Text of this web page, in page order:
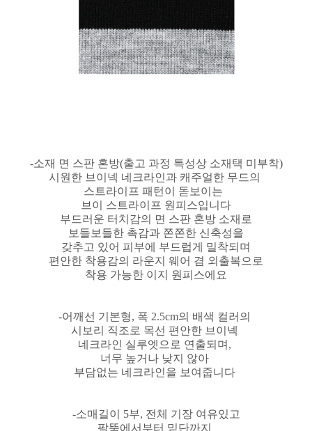
-소재 면 스판 혼방(출고 과정 특성상 소재택 미부착)
시원한 브이넥 네크라인과 캐주얼한 무드의
스트라이프 패턴이 돋보이는
브이 스트라이프 원피스입니다
부드러운 터치감의 면 스판 혼방 소재로
보들보들한 촉감과 쫀쫀한 신축성을
갖추고 있어 피부에 부드럽게 밀착되며
편안한 착용감의 라운지 웨어 겸 외출복으로
착용 가능한 이지 원피스에요
-어깨선 기본형, 폭 2.5cm의 배색 컬러의
시보리 직조로 목선 편안한 브이넥
네크라인 실루엣으로 연출되며,
너무 높거나 낮지 않아
부담없는 네크라인을 보여줍니다
-소매길이 5부, 전체 기장 여유있고
팔뚝에서부터 밑단까지